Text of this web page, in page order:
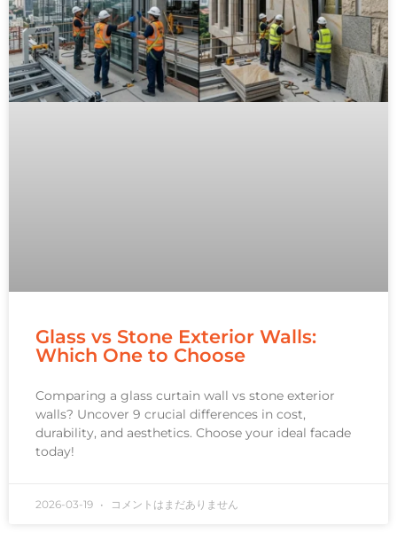
Glass vs Stone Exterior Walls:
Which One to Choose
Comparing a glass curtain wall vs stone exterior
walls? Uncover 9 crucial differences in cost,
durability, and aesthetics. Choose your ideal facade
today!
2026-03-19 コメントはまだありません